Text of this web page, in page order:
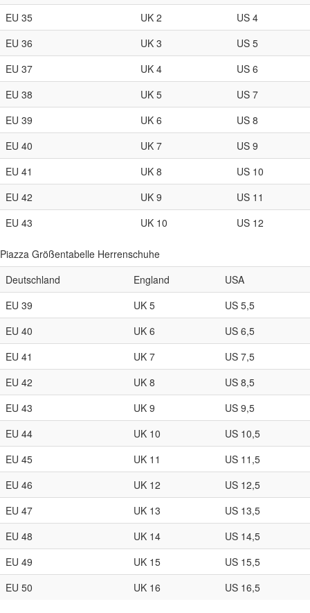
EU 35
UK 2
US 4
EU 36
UK 3
US 5
EU 37
UK 4
US 6
EU 38
UK 5
US 7
EU 39
UK 6
US 8
EU 40
UK 7
US 9
EU 41
UK 8
US 10
EU 42
UK 9
US 11
EU 43
UK 10 US 12
Piazza Größentabelle Herrenschuhe
Deutschland
England
USA
EU 39
UK 5
US 5,5
EU 40
UK 6
US 6,5
EU 41
UK 7
US 7,5
EU 42
UK 8
US 8,5
EU 43
UK 9
US 9,5
EU 44
UK 10
US 10,5
EU 45
UK 11
US 11,5
EU 46
UK 12
US 12,5
EU 47
UK 13
US 13,5
EU 48
UK 14
US 14,5
EU 49
UK 15
US 15,5
EU 50
UK 16 US 16,5